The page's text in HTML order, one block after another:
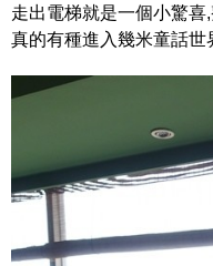
走出電梯就是一個小驚
真的有種進入幾米童話世